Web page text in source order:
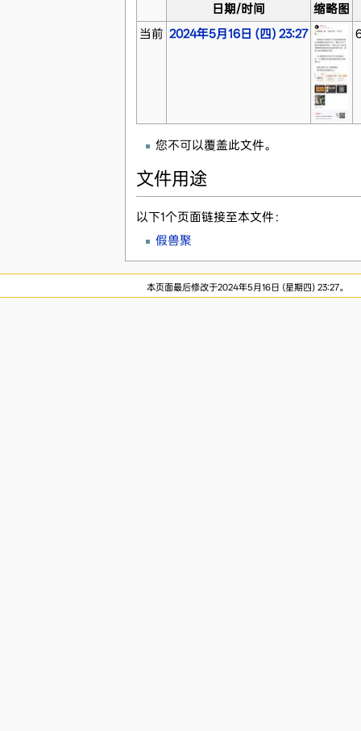
日期/时间
缩略图
当前 2024年5月16日 (四) 23:27
您不可以覆盖此文件。
文件用途
以下1个页面链接至本文件：
假兽聚
本页面最后修改于2024年5月16日 (星期四) 23:27。